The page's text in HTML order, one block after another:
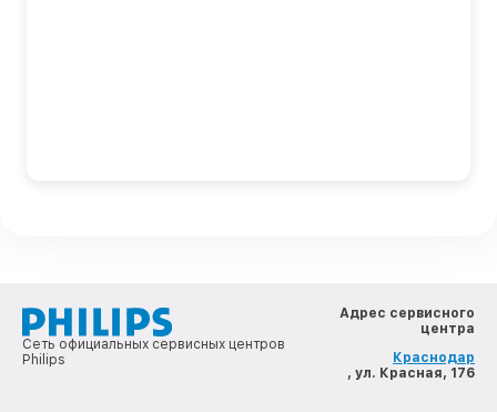
Сеть официальных сервисных центров
Philips
Адрес сервисного
центра
Краснодар
, ул. Красная, 176